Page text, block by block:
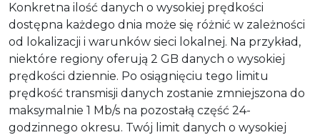
Konkretna ilość danych o wysokiej prędkości
dostępna każdego dnia może się różnić w zależności
od lokalizacji i warunków sieci lokalnej. Na przykład,
niektóre regiony oferują 2 GB danych o wysokiej
prędkości dziennie. Po osiągnięciu tego limitu
prędkość transmisji danych zostanie zmniejszona do
maksymalnie 1 Mb/s na pozostałą część 24-
godzinnego okresu. Twój limit danych o wysokiej